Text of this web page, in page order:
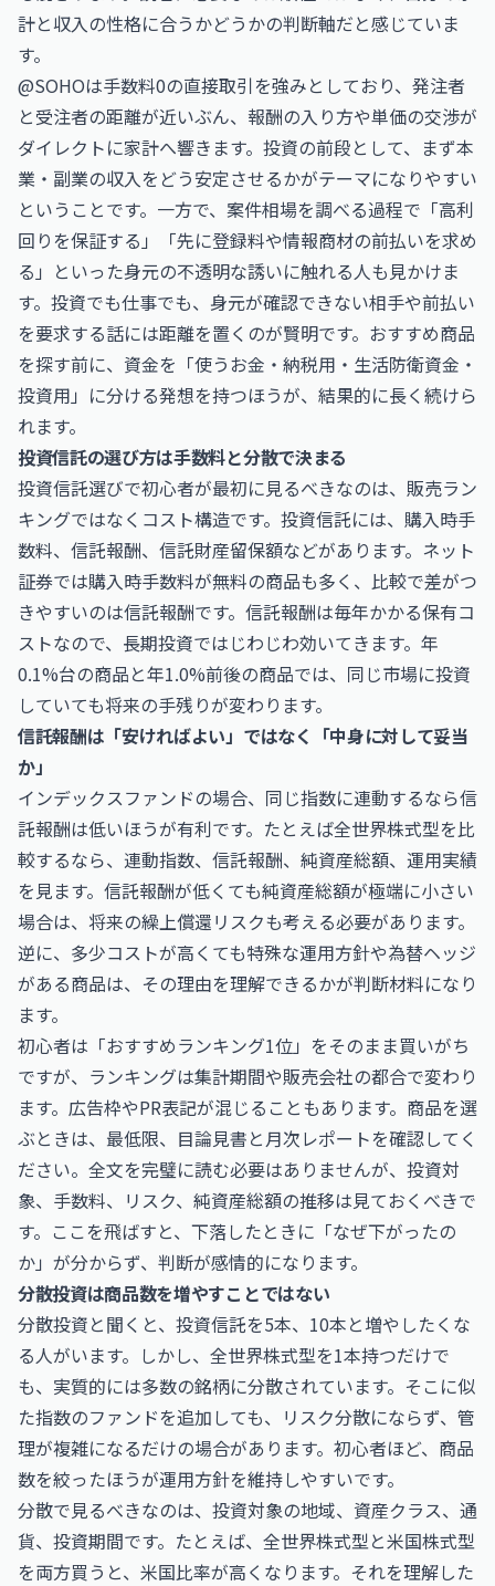
計と収入の性格に合うかどうかの判断軸だと感じていま
す。
@SOHOは手数料0の直接取引を強みとしており、発注者
と受注者の距離が近いぶん、報酬の入り方や単価の交渉が
ダイレクトに家計へ響きます。投資の前段として、まず本
業・副業の収入をどう安定させるかがテーマになりやすい
ということです。一方で、案件相場を調べる過程で「高利
回りを保証する」「先に登録料や情報商材の前払いを求め
る」といった身元の不透明な誘いに触れる人も見かけま
す。投資でも仕事でも、身元が確認できない相手や前払い
を要求する話には距離を置くのが賢明です。おすすめ商品
を探す前に、資金を「使うお金・納税用・生活防衛資金・
投資用」に分ける発想を持つほうが、結果的に長く続けら
れます。
投資信託の選び方は手数料と分散で決まる
投資信託選びで初心者が最初に見るべきなのは、販売ラン
キングではなくコスト構造です。投資信託には、購入時手
数料、信託報酬、信託財産留保額などがあります。ネット
証券では購入時手数料が無料の商品も多く、比較で差がつ
きやすいのは信託報酬です。信託報酬は毎年かかる保有コ
ストなので、長期投資ではじわじわ効いてきます。年
0.1%台の商品と年1.0%前後の商品では、同じ市場に投資
していても将来の手残りが変わります。
信託報酬は「安ければよい」ではなく「中身に対して妥当
か」
インデックスファンドの場合、同じ指数に連動するなら信
託報酬は低いほうが有利です。たとえば全世界株式型を比
較するなら、連動指数、信託報酬、純資産総額、運用実績
を見ます。信託報酬が低くても純資産総額が極端に小さい
場合は、将来の繰上償還リスクも考える必要があります。
逆に、多少コストが高くても特殊な運用方針や為替ヘッジ
がある商品は、その理由を理解できるかが判断材料になり
ます。
初心者は「おすすめランキング1位」をそのまま買いがち
ですが、ランキングは集計期間や販売会社の都合で変わり
ます。広告枠やPR表記が混じることもあります。商品を選
ぶときは、最低限、目論見書と月次レポートを確認してく
ださい。全文を完璧に読む必要はありませんが、投資対
象、手数料、リスク、純資産総額の推移は見ておくべきで
す。ここを飛ばすと、下落したときに「なぜ下がったの
か」が分からず、判断が感情的になります。
分散投資は商品数を増やすことではない
分散投資と聞くと、投資信託を5本、10本と増やしたくな
る人がいます。しかし、全世界株式型を1本持つだけで
も、実質的には多数の銘柄に分散されています。そこに似
た指数のファンドを追加しても、リスク分散にならず、管
理が複雑になるだけの場合があります。初心者ほど、商品
数を絞ったほうが運用方針を維持しやすいです。
分散で見るべきなのは、投資対象の地域、資産クラス、通
貨、投資期間です。たとえば、全世界株式型と米国株式型
を両方買うと、米国比率が高くなります。それを理解した